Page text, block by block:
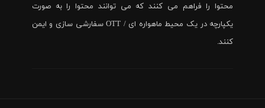
محتوا را فراهم می کنند که می توانند محتوا را به صورت
یکپارچه در یک محیط ماهواره ای / OTT سفارشی سازی و ایمن
کنند.